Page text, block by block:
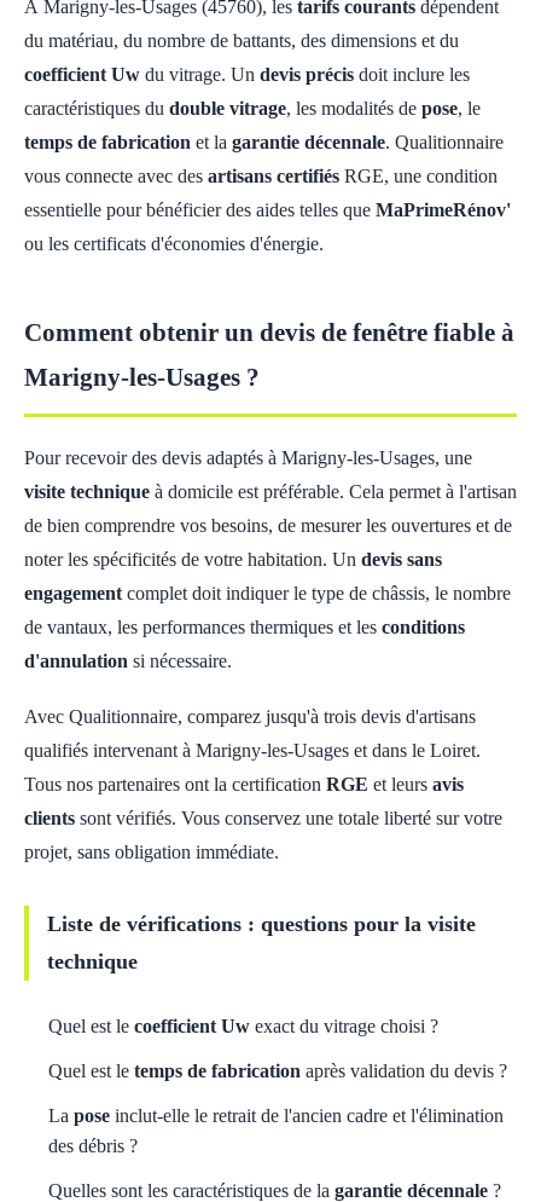
À Marigny-les-Usages (45760), les tarifs courants dépendent
du matériau, du nombre de battants, des dimensions et du
coefficient Uw du vitrage. Un devis précis doit inclure les
caractéristiques du double vitrage, les modalités de pose, le
temps de fabrication et la garantie décennale. Qualitionnaire
vous connecte avec des artisans certifiés RGE, une condition
essentielle pour bénéficier des aides telles que MaPrimeRénov'
ou les certificats d'économies d'énergie.
Comment obtenir un devis de fenêtre fiable à
Marigny-les-Usages ?
Pour recevoir des devis adaptés à Marigny-les-Usages, une
visite technique à domicile est préférable. Cela permet à l'artisan
de bien comprendre vos besoins, de mesurer les ouvertures et de
noter les spécificités de votre habitation. Un devis sans
engagement complet doit indiquer le type de châssis, le nombre
de vantaux, les performances thermiques et les conditions
d'annulation si nécessaire.
Avec Qualitionnaire, comparez jusqu'à trois devis d'artisans
qualifiés intervenant à Marigny-les-Usages et dans le Loiret.
Tous nos partenaires ont la certification RGE et leurs avis
clients sont vérifiés. Vous conservez une totale liberté sur votre
projet, sans obligation immédiate.
Liste de vérifications : questions pour la visite
technique
Quel est le coefficient Uw exact du vitrage choisi ?
Quel est le temps de fabrication après validation du devis ?
La pose inclut-elle le retrait de l'ancien cadre et l'élimination
des débris ?
Quelles sont les caractéristiques de la garantie décennale ?